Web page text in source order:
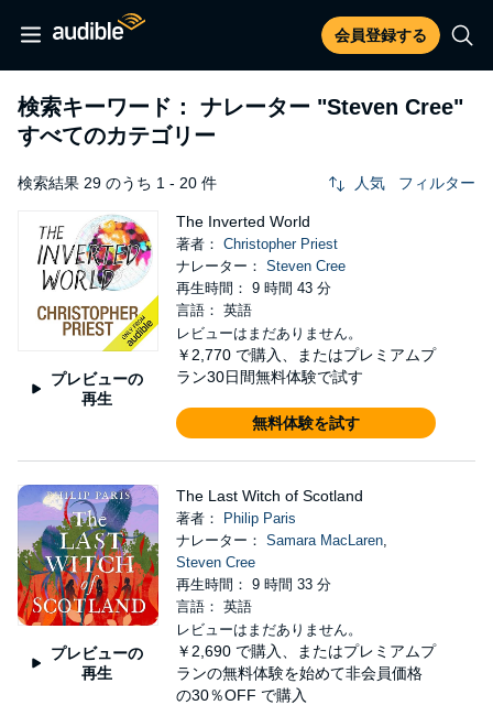
会員登録する
検索キーワード： ナレーター "Steven Cree"
すべてのカテゴリー
検索結果 29 のうち 1 - 20 件 人気 フィルター
プレビューの
再生
The Inverted World
著者： Christopher Priest
ナレーター： Steven Cree
再生時間： 9 時間 43 分
言語： 英語
レビューはまだありません。
￥2,770 で購入、またはプレミアムプ
ラン30日間無料体験で試す
無料体験を試す
プレビューの
再生
The Last Witch of Scotland
著者：
Philip Paris
ナレーター： Samara MacLaren,
Steven Cree
再生時間： 9 時間 33 分
言語： 英語
レビューはまだありません。
￥2,690 で購入、またはプレミアムプ
ランの無料体験を始めて非会員価格
の30％OFF で購入